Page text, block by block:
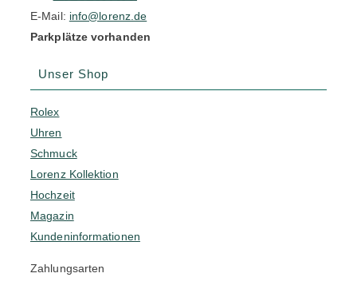
E-Mail: info@lorenz.de
Parkplätze vorhanden
Unser Shop
Rolex
Uhren
Schmuck
Lorenz Kollektion
Hochzeit
Magazin
Kundeninformationen
Zahlungsarten